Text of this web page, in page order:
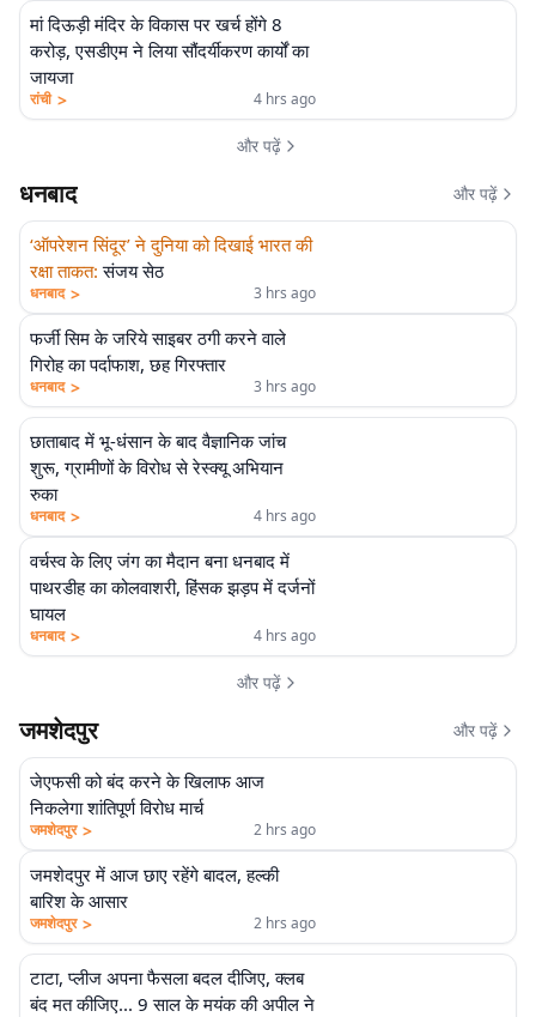
मां दिऊड़ी मंदिर के विकास पर खर्च होंगे 8
करोड़, एसडीएम ने लिया सौंदर्यीकरण कार्यों का
जायजा
रांची > 4 hrs ago
और पढ़ें
धनबाद और पढ़ें
‘ऑपरेशन सिंदूर’ ने दुनिया को दिखाई भारत की
रक्षा ताकत: संजय सेठ
धनबाद > 3 hrs ago
फर्जी सिम के जरिये साइबर ठगी करने वाले
गिरोह का पर्दाफाश, छह गिरफ्तार
धनबाद > 3 hrs ago
छाताबाद में भू-धंसान के बाद वैज्ञानिक जांच
शुरू, ग्रामीणों के विरोध से रेस्क्यू अभियान
रुका
धनबाद > 4 hrs ago
वर्चस्व के लिए जंग का मैदान बना धनबाद में
पाथरडीह का कोलवाशरी, हिंसक झड़प में दर्जनों
घायल
धनबाद > 4 hrs ago
और पढ़ें
जमशेदपुर और पढ़ें
जेएफसी को बंद करने के खिलाफ आज
निकलेगा शांतिपूर्ण विरोध मार्च
जमशेदपुर > 2 hrs ago
जमशेदपुर में आज छाए रहेंगे बादल, हल्की
बारिश के आसार
जमशेदपुर > 2 hrs ago
टाटा, प्लीज अपना फैसला बदल दीजिए, क्लब
बंद मत कीजिए... 9 साल के मयंक की अपील ने